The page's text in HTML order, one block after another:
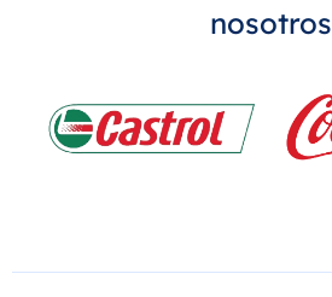
nosotros